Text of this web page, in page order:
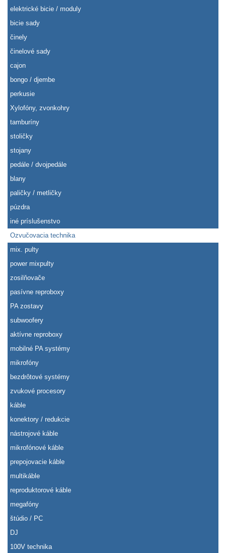
elektrické bicie / moduly
bicie sady
činely
činelové sady
cajon
bongo / djembe
perkusie
Xylofóny, zvonkohry
tamburíny
stoličky
stojany
pedále / dvojpedále
blany
paličky / metličky
púzdra
iné príslušenstvo
Ozvučovacia technika
mix. pulty
power mixpulty
zosilňovače
pasívne reproboxy
PA zostavy
subwoofery
aktívne reproboxy
mobilné PA systémy
mikrofóny
bezdrôtové systémy
zvukové procesory
káble
konektory / redukcie
nástrojové káble
mikrofónové káble
prepojovacie káble
multikáble
reproduktorové káble
megafóny
štúdio / PC
DJ
100V technika